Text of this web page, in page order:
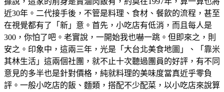
近30年。二代接手後，不管是料理、食材、餐飲的流程，甚至
在視覺都有了「新」意。首先，小吃店有低消，而且每人是
300，你怕了吧。老實說，一開始我也嚇一跳。但即來之，則
安之。印象中，這兩三年，光是「大台北美食地圖」、「靠米
其林生活」這兩個社團，就不止十次聽過團員的好評，有不同
意見的多半也是針對價格，純就料理的美味度當真近乎零負
評。一般小吃店的飯、麵類，搭配不少配菜，以小吃店來說算